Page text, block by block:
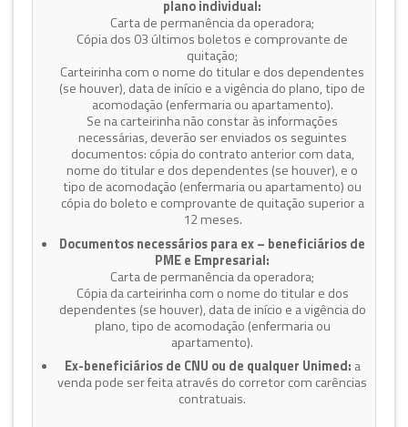
plano individual:
Carta de permanência da operadora;
Cópia dos 03 últimos boletos e comprovante de
quitação;
Carteirinha com o nome do titular e dos dependentes
(se houver), data de início e a vigência do plano, tipo de
acomodação (enfermaria ou apartamento).
Se na carteirinha não constar às informações
necessárias, deverão ser enviados os seguintes
documentos: cópia do contrato anterior com data,
nome do titular e dos dependentes (se houver), e o
tipo de acomodação (enfermaria ou apartamento) ou
cópia do boleto e comprovante de quitação superior a
12 meses.
Documentos necessários para ex – beneficiários de
PME e Empresarial:
Carta de permanência da operadora;
Cópia da carteirinha com o nome do titular e dos
dependentes (se houver), data de início e a vigência do
plano, tipo de acomodação (enfermaria ou
apartamento).
Ex-beneficiários de CNU ou de qualquer Unimed: a
venda pode ser feita através do corretor com carências
contratuais.